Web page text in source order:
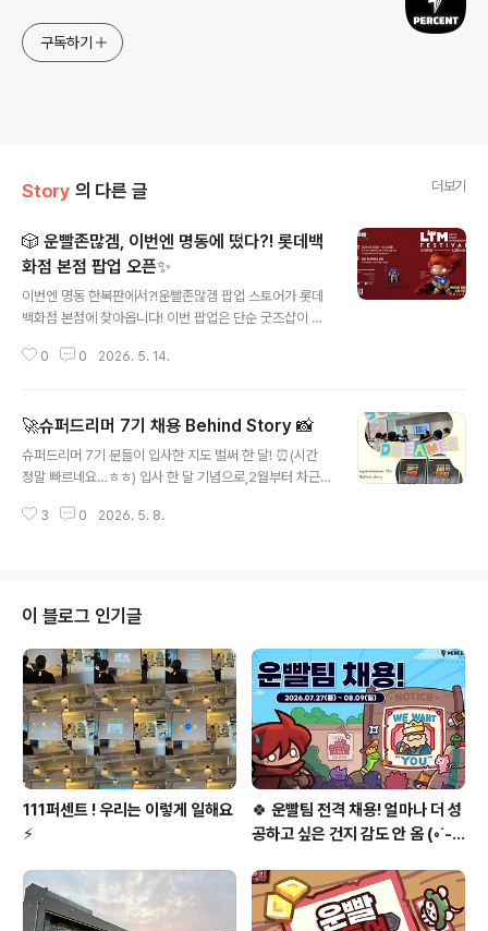
구독하기
Story 의 다른 글 더보기
🎲 운빨존많겜, 이번엔 명동에 떴다?! 롯데백
화점 본점 팝업 오픈✨
이번엔 명동 한복판에서?!운빨존많겜 팝업 스토어가 롯데
백화점 본점에 찾아옵니다! 이번 팝업은 단순 굿즈샵이 아
토어인데요! ╰(*°▽°*)╯ 짜릿한 탈출 미션부터이번 팝
어 있습니다!! 뭐가 그렇게 재밌어?도심 한복판에서 즐기는
‘운빨’ 방탈출 체험!탈출 성공 시 인게임 재화 쿠폰까지 GE
T ✨이번 팝업에서 최초 공개되는 신규 굿즈 라인업최대 7
화/불멸 한정판 스킨 증정!특히 이번 팝업은1층 체험존과 9
0 0 2026. 5. 14.
🚀슈퍼드리머 7기 채용 Behind Story 📸
슈퍼드리머 7기 분들이 입사한 지도 벌써 한 달! ⏰(시간
정말 빠르네요…ㅎㅎ) 입사 한 달 기념으로,2월부터 차근
해보려 합니다 🙂 🎨 배너 제작 채용 캠페인의 시작은 배너
어떻게 활용하면 좋을지 이야기를 정말 많이 나눴는데요
👀 6기 인터뷰 당시 많은 분들이‘용사님 돌았어요’를 언급
해주셨던 기억이 나서, 게임이 더 많이 사랑받았으면 하는
마음으로이번에는 용돌 IP를 활용해보게 되었습니다 ✨ A
D님과 함께 아이데이션을 진행하며“게임을 시작하는 순간
의 설렘,미지의 세계로..
3 0 2026. 5. 8.
이 블로그 인기글
111퍼센트 ! 우리는 이렇게 일해요
⚡
🍀 운빨팀 전격 채용! 얼마나 더 성
공하고 싶은 건지 감도 안 옴 (◦︎˙-˙